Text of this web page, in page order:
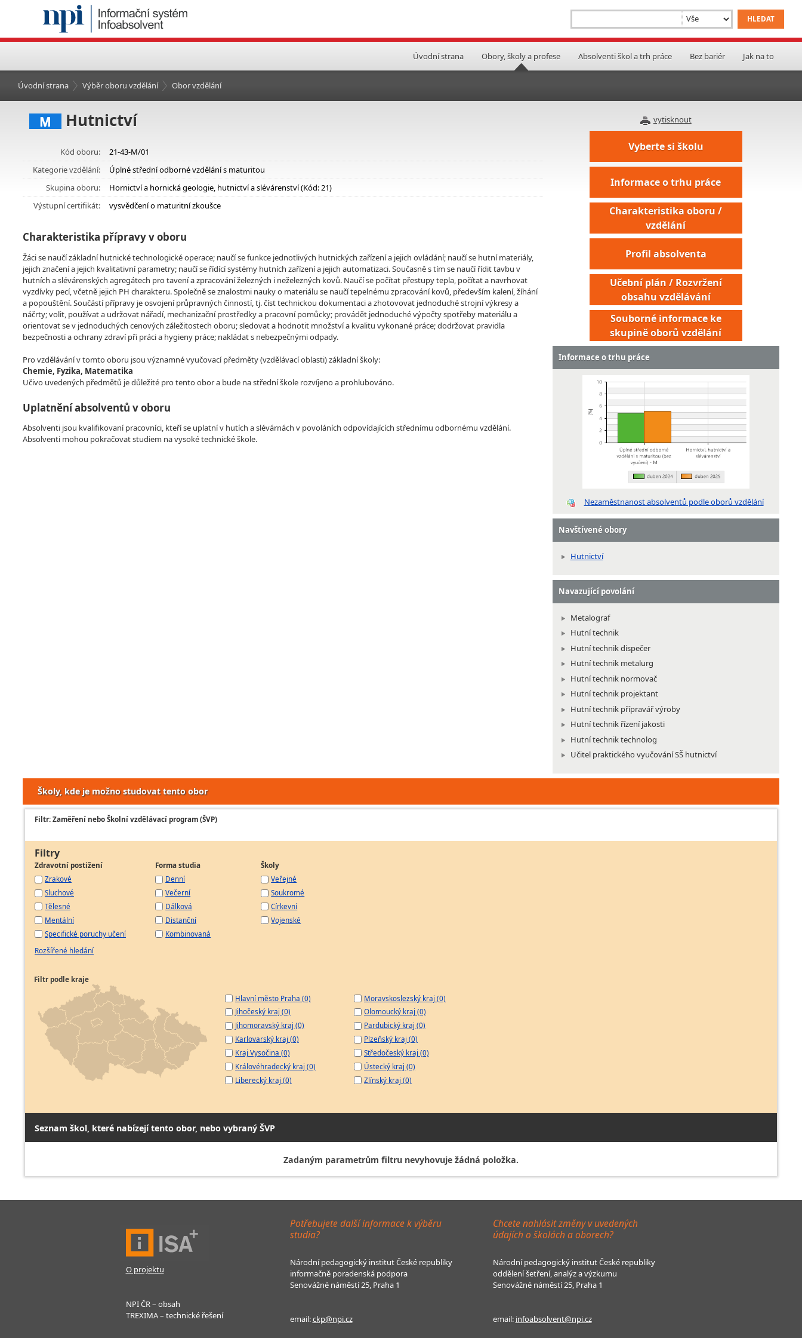
Úvodní strana Obory, školy a profese Absolventi škol a trh práce Bez bariér Jak na to
Úvodní strana Výběr oboru vzdělání Obor vzdělání
vytisknout
M Hutnictví
Kód oboru:
21-43-M/01
Kategorie vzdělání:
Úplné střední odborné vzdělání s maturitou
Skupina oboru:
Hornictví a hornická geologie, hutnictví a slévárenství (Kód: 21)
Výstupní certifikát:
vysvědčení o maturitní zkoušce
Charakteristika přípravy v oboru
Žáci se naučí základní hutnické technologické operace; naučí se funkce jednotlivých hutnických zařízení a jejich ovládání; naučí se hutní materiály,
jejich značení a jejich kvalitativní parametry; naučí se řídící systémy hutních zařízení a jejich automatizaci. Současně s tím se naučí řídit tavbu v
hutních a slévárenských agregátech pro tavení a zpracování železných i neželezných kovů. Naučí se počítat přestupy tepla, počítat a navrhovat
vyzdívky pecí, včetně jejich PH charakteru. Společně se znalostmi nauky o materiálu se naučí tepelnému zpracování kovů, především kalení, žíhání
a popouštění. Součástí přípravy je osvojení průpravných činností, tj. číst technickou dokumentaci a zhotovovat jednoduché strojní výkresy a
náčrty; volit, používat a udržovat nářadí, mechanizační prostředky a pracovní pomůcky; provádět jednoduché výpočty spotřeby materiálu a
orientovat se v jednoduchých cenových záležitostech oboru; sledovat a hodnotit množství a kvalitu vykonané práce; dodržovat pravidla
bezpečnosti a ochrany zdraví při práci a hygieny práce; nakládat s nebezpečnými odpady.
Pro vzdělávání v tomto oboru jsou významné vyučovací předměty (vzdělávací oblasti) základní školy:
Chemie, Fyzika, Matematika
Učivo uvedených předmětů je důležité pro tento obor a bude na střední škole rozvíjeno a prohlubováno.
Uplatnění absolventů v oboru
Absolventi jsou kvalifikovaní pracovníci, kteří se uplatní v hutích a slévárnách v povoláních odpovídajících střednímu odbornému vzdělání.
Absolventi mohou pokračovat studiem na vysoké technické škole.
Vyberte si školu
Informace o trhu práce
Charakteristika oboru /
vzdělání
Profil absolventa
Učební plán / Rozvržení
obsahu vzdělávání
Souborné informace ke
skupině oborů vzdělání
Informace o trhu práce
Nezaměstnanost absolventů podle oborů vzdělání
Navštívené obory
Hutnictví
Navazující povolání
Metalograf
Hutní technik
Hutní technik dispečer
Hutní technik metalurg
Hutní technik normovač
Hutní technik projektant
Hutní technik přípravář výroby
Hutní technik řízení jakosti
Hutní technik technolog
Učitel praktického vyučování SŠ hutnictví
Školy, kde je možno studovat tento obor
Filtr: Zaměření nebo Školní vzdělávací program (ŠVP)
Filtry
Zdravotní postižení
Zrakové
Sluchové
Tělesné
Mentální
Specifické poruchy učení
Forma studia
Denní
Večerní
Dálková
Distanční
Kombinovaná
Školy
Veřejné
Soukromé
Církevní
Vojenské
Rozšířené hledání
Filtr podle kraje
Hlavní město Praha (0)
Jihočeský kraj (0)
Jihomoravský kraj (0)
Karlovarský kraj (0)
Kraj Vysočina (0)
Královéhradecký kraj (0)
Liberecký kraj (0)
Moravskoslezský kraj (0)
Olomoucký kraj (0)
Pardubický kraj (0)
Plzeňský kraj (0)
Středočeský kraj (0)
Ústecký kraj (0)
Zlínský kraj (0)
Seznam škol, které nabízejí tento obor, nebo vybraný ŠVP
Zadaným parametrům filtru nevyhovuje žádná položka.
O projektu
NPI ČR – obsah
TREXIMA – technické řešení
Potřebujete další informace k výběru
studia?
Národní pedagogický institut České republiky
informačně poradenská podpora
Senovážné náměstí 25, Praha 1
email:ckp@npi.cz
Chcete nahlásit změny v uvedených
údajích o školách a oborech?
Národní pedagogický institut České republiky
oddělení šetření, analýz a výzkumu
Senovážné náměstí 25, Praha 1
email: infoabsolvent@npi.cz